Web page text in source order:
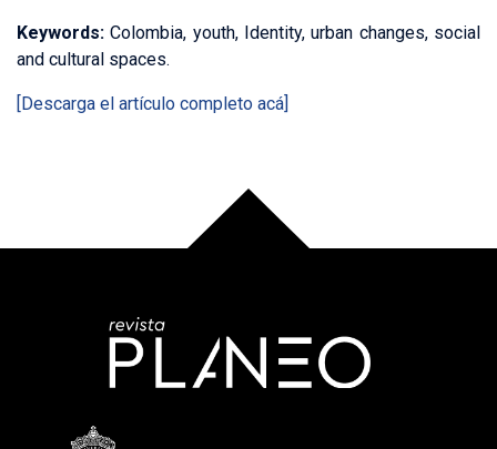
Keywords: Colombia, youth, Identity, urban changes, social
and cultural spaces.
[Descarga el artículo completo acá]